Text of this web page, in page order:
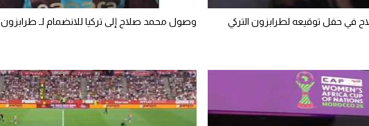
في حفل توقيعه لطرابزون التركي وصول محمد صلاح إلى تركيا للانضمام لـ طرابزون